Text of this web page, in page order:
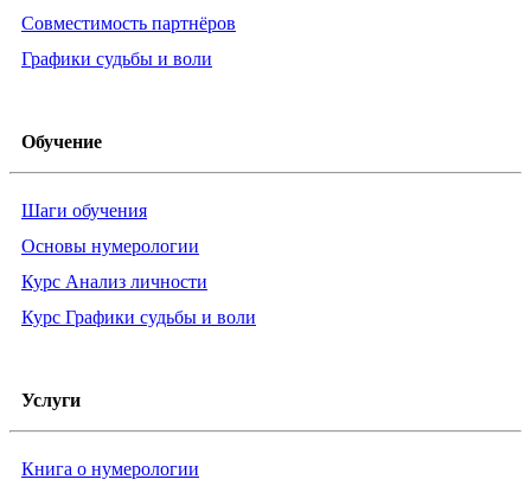
Совместимость партнёров
Графики судьбы и воли
Обучение
Шаги обучения
Основы нумерологии
Курс Анализ личности
Курс Графики судьбы и воли
Услуги
Книга о нумерологии